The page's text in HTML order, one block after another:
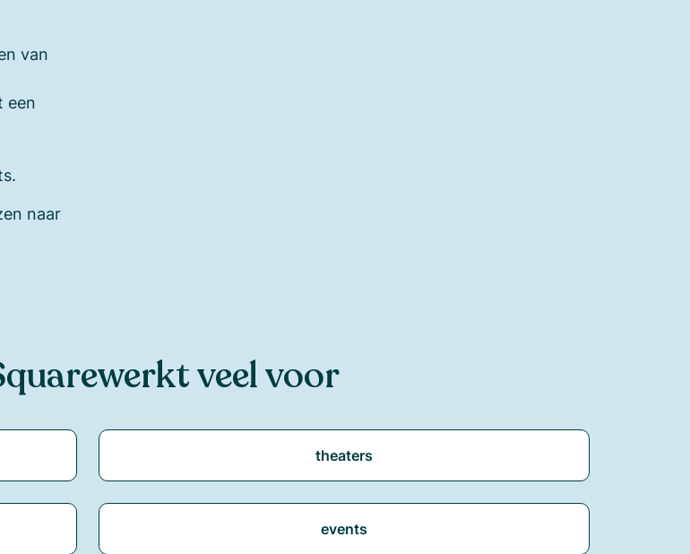
van
een
naar
werkt veel voor
theaters
events